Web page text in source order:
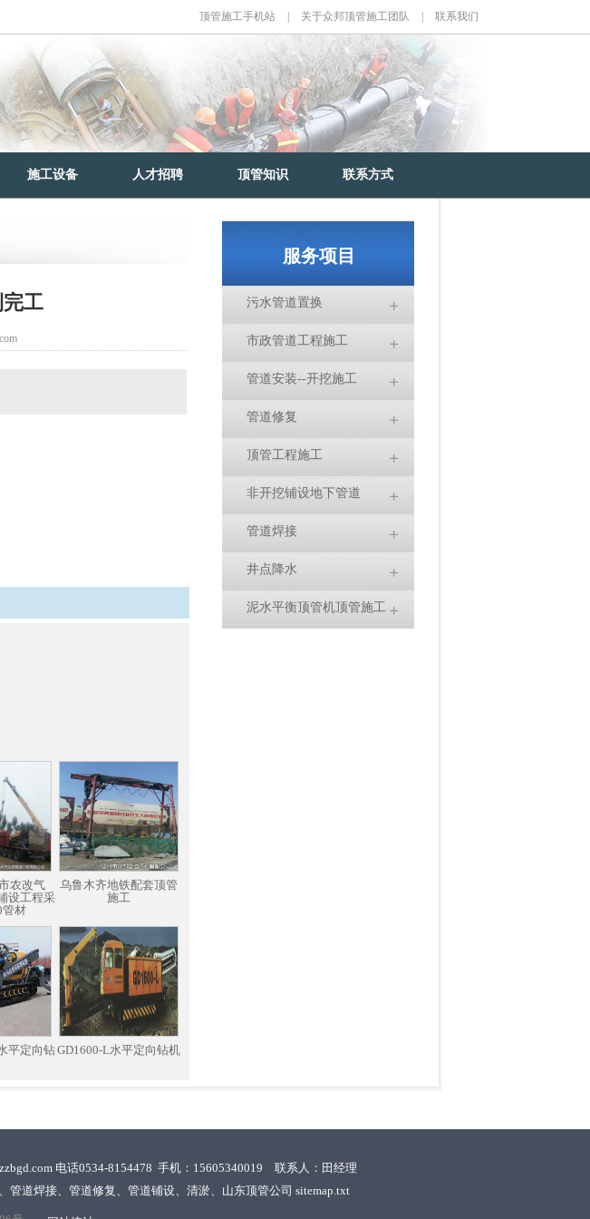
顶管施工手机站 关于众邦顶管施工团队 联系我们
施工设备 人才招聘 顶管知识 联系方式
工
农改气
设工程采
管材
乌鲁木齐地铁配套顶管
施工
平定向钻GD1600-L水平定向钻机
服务项目
污水管道置换
市政管道工程施工
管道安装--开挖施工
管道修复
顶管工程施工
非开挖铺设地下管道
管道焊接
井点降水
泥水平衡顶管机顶管施工
电话0534-8154478 手机：15605340019 联系人：田经理
道焊接、管道修复、管道铺设、清淤、山东顶管公司 sitemap.txt